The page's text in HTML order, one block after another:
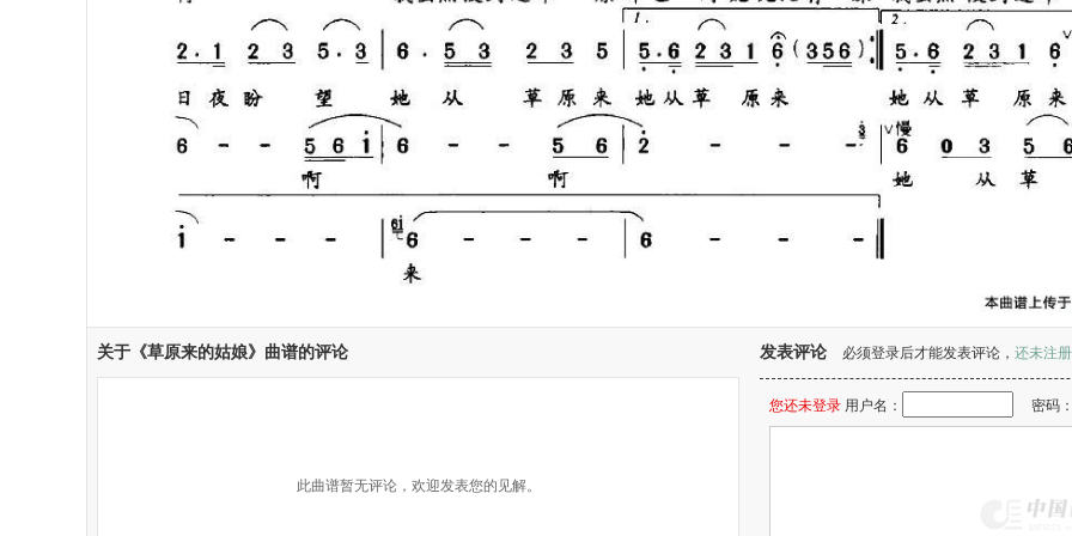
关于《草原来的姑娘》曲谱的评论
此曲谱暂无评论，欢迎发表您的见解。
发表评论 必须登录后才能发表评论， 还未注
您还未登录 用户名： 密码